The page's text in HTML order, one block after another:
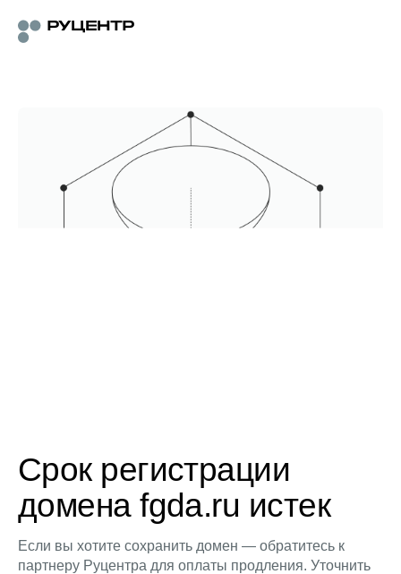
Срок регистрации
домена fgda.ru истек
Если вы хотите сохранить домен — обратитесь к
партнеру Руцентра для оплаты продления. Уточнить